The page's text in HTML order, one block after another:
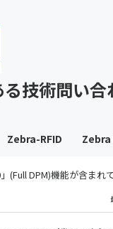
技術問い合
Zebra-RFID Zebra
(Full DPM)機能が含まれ